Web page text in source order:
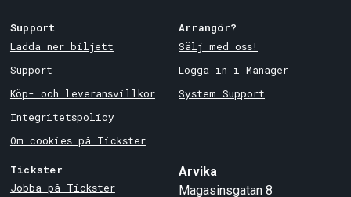
Support
Ladda ner biljett
Support
Köp- och leveransvillkor
Integritetspolicy
Om cookies på Tickster
Arrangör?
Sälj med oss!
Logga in i Manager
System Support
Tickster
Jobba på Tickster
Arvika
Magasinsgatan 8